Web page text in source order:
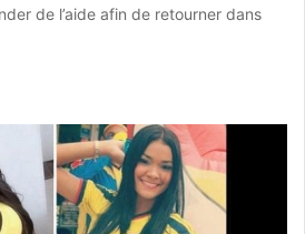
de l’aide afin de retourner dans